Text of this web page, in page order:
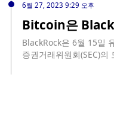
6월 27, 2023 9:29 오후
Bitcoin은
BlackRock은 6월 15일
증권거래위원회(SEC)의